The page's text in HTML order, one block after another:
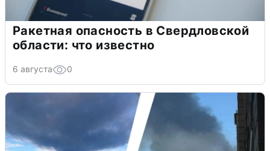
Ракетная опасность в Свердловской
области: что известно
6 августа 0